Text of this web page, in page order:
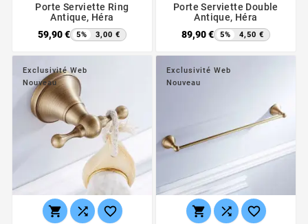
Porte Serviette Ring
Antique, Héra
59,90 €
5% 3,00 €
Porte Serviette Double
Antique, Héra
89,90 €
5% 4,50 €
Exclusivité Web
Nouveau
  
Exclusivité Web
Nouveau
  